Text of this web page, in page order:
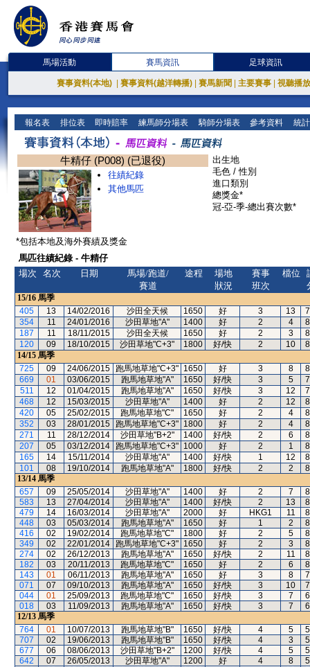
馬場活動 賽馬資訊 足球資訊
賽事資料(本地) 賽事資料(越洋轉播) 賽馬新聞 主要賽事 視聽播
報名表 排位表 即時賠率 練馬師分場表 騎師分場表 參考資料 統
牛精仔 (P008) (已退役)
往績紀錄
其他馬匹
出生地
毛色 / 性別
進口類別
總獎金*
冠-亞-季-總出賽次數*
*包括本地及海外賽績及獎金
馬匹往績紀錄 - 牛精仔
場次
名次 日期
馬場/跑道/
賽道
途程
場地
狀況
賽事
班次
檔位
15/16 馬季
405
13 14/02/2016 沙田全天候 1650 好 3 13
354
11 24/01/2016 沙田草地"A" 1400 好 2 4
187
11 18/11/2015 沙田全天候 1650 好 2 3
120
09 18/10/2015 沙田草地"C+3" 1800 好/快 2 10
14/15 馬季
725
09 24/06/2015 跑馬地草地"C+3" 1650 好 3 8
669
01 03/06/2015 跑馬地草地"A" 1650 好/快 3 5
511
12 01/04/2015 跑馬地草地"A" 1650 好/快 3 12
468
12 15/03/2015 沙田草地"A" 1400 好 2 12
420
05 25/02/2015 跑馬地草地"C" 1650 好 2 4
352
03 28/01/2015 跑馬地草地"C+3" 1800 好 2 4
271
11 28/12/2014 沙田草地"B+2" 1400 好/快 2 6
207
05 03/12/2014 跑馬地草地"C+3" 1000 好 2 1
165
14 15/11/2014 沙田草地"A" 1400 好/快 1 12
101
08 19/10/2014 跑馬地草地"A" 1800 好/快 2 2
13/14 馬季
657
09 25/05/2014 沙田草地"A" 1400 好 2 7
583
13 27/04/2014 沙田草地"A" 1400 好/快 2 13
479
14 16/03/2014 沙田草地"A" 2000 好 HKG1 11
448
03 05/03/2014 跑馬地草地"A" 1650 好 1 2
416
02 19/02/2014 跑馬地草地"C" 1800 好 2 5
349
02 22/01/2014 跑馬地草地"C+3" 1650 好 2 3
274
02 26/12/2013 跑馬地草地"A" 1650 好/快 2 11
182
03 20/11/2013 跑馬地草地"C" 1650 好 2 6
143
01 06/11/2013 跑馬地草地"A" 1650 好 3 8
071
07 09/10/2013 跑馬地草地"A" 1650 好/快 3 10
044
01 25/09/2013 跑馬地草地"C" 1650 好/快 3 7
018
03 11/09/2013 跑馬地草地"A" 1650 好/快 3 7
12/13 馬季
764
01 10/07/2013 跑馬地草地"B" 1650 好/快 4 5
707
02 19/06/2013 跑馬地草地"B" 1650 好/快 4 3
677
06 08/06/2013 沙田草地"B+2" 1200 好/快 4 5
642
07 26/05/2013 沙田草地"A" 1200 好 4 8